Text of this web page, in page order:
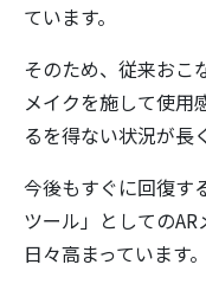
ています。
そのため、従来おこ
メイクを施して使用
るを得ない状況が長
今後もすぐに回復す
ツール」としての
日々高まっています。